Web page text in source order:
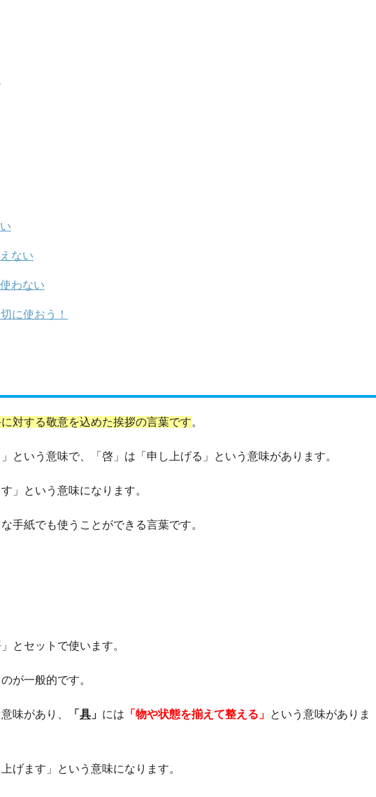
ない
わない
に使おう！
対する敬意を込めた挨拶の言葉です。
という意味で、「啓」は「申し上げる」という意味があります。
」という意味になります。
手紙でも使うことができる言葉です。
とセットで使います。
が一般的です。
味があり、 「 具 」 には 「物や状態を揃えて整える」 という意味がありま
げます」という意味になります。